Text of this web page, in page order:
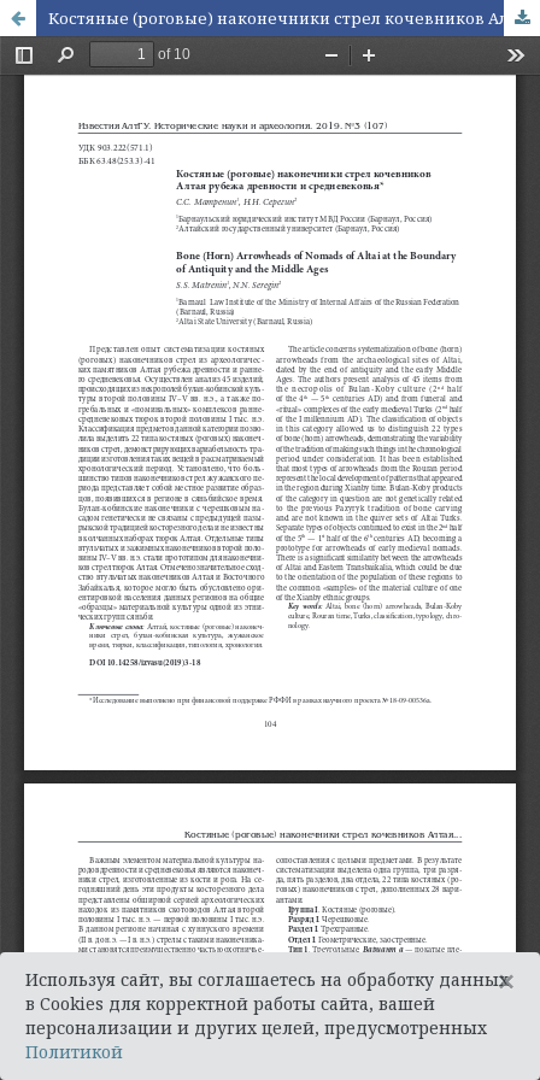
Костяные (роговые) наконечники стрел кочевников Алтая рубежа древности и средневековья
Используя сайт, вы соглашаетесь на обработку данных
в Cookies для корректной работы сайта, вашей
персонализации и других целей, предусмотренных
Политикой
×